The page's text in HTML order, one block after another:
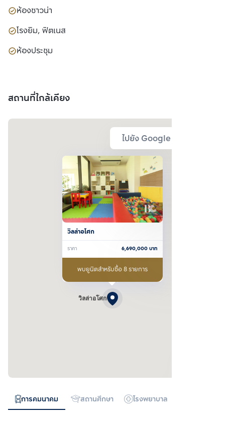
ห้องซาวน่า
โรงยิม, ฟิตเนส
ห้องประชุม
สถานที่ใกล้เคียง
ไปยัง Google Map
วิลล่าอโศก
วิลล่าอโศก
ราคา 6,690,000บาท
พบยูนิตสำหรับซื้อ 8 รายการ
การคมนาคม สถานศึกษา โรงพยาบาล